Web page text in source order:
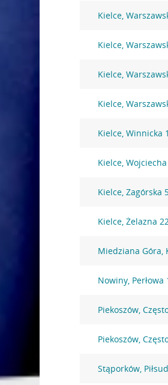
Kielce,
Kielce,
Kielce,
Kielce,
Kielce, Winnicka
Kielce,
Kielce, Zagórska
Kielce, Żelazna
Miedziana Góra,
Nowiny, Perłowa
Piekoszów,
Piekoszów,
Stąporków,